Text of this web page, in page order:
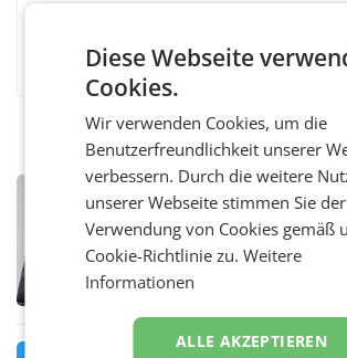
PRIMENEWS
ORF III: Peter Schöber
beurlaubt
WIEN ORF-III-Co-
abberufen und beurlaubt
bestätigte gegenüber der
Medienberichte.
MARKETING & MEDIA
Diese Webseite
Cookies.
Wir verwenden Cookies, um die
Benutzerfreundlichkeit unserer
verbessern. Durch die weitere
unserer Webseite stimmen Sie der
Verwendung von Cookies gemäß
Cookie-Richtlinie zu.Weitere
Informationen
ALLE AKZEPTIEREN